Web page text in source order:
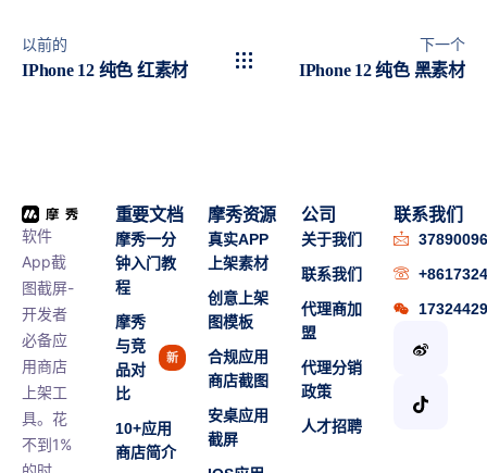
以前的
IPhone 12 纯色 红素材
下一个
IPhone 12 纯色 黑素材
软件
App截
图截屏-
开发者
必备应
用商店
上架工
具。花
不到1%
重要文档
摩秀一分
钟入门教
程
摩秀
与竞
品对
比
新
10+应用
商店简介
摩秀资源
真实APP
上架素材
创意上架
图模板
合规应用
商店截图
安桌应用
截屏
公司
关于我们
联系我们
代理商加
盟
代理分销
政策
人才招聘
联系我们